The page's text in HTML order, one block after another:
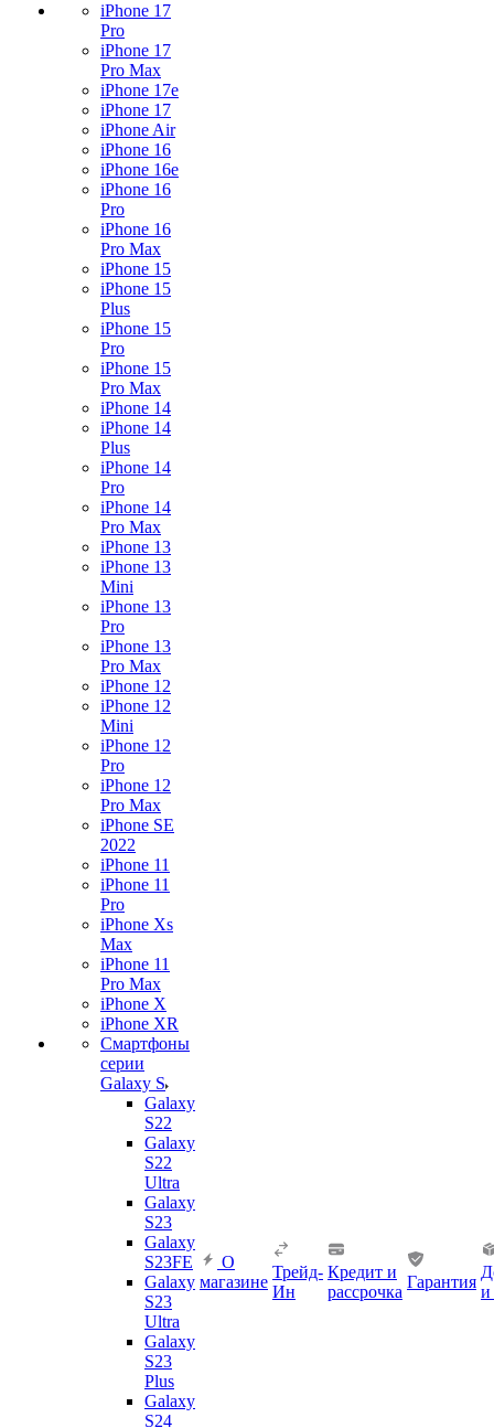
iPhone 17
Pro
iPhone 17
Pro Max
iPhone 17e
iPhone 17
iPhone Air
iPhone 16
iPhone 16e
iPhone 16
Pro
iPhone 16
Pro Max
iPhone 15
iPhone 15
Plus
iPhone 15
Pro
iPhone 15
Pro Max
iPhone 14
iPhone 14
Plus
iPhone 14
Pro
iPhone 14
Pro Max
iPhone 13
iPhone 13
Mini
iPhone 13
Pro
iPhone 13
Pro Max
iPhone 12
iPhone 12
Mini
iPhone 12
Pro
iPhone 12
Pro Max
iPhone SE
2022
iPhone 11
iPhone 11
Pro
iPhone Xs
Max
iPhone 11
Pro Max
iPhone X
iPhone XR
Смартфоны
серии
Galaxy S
Galaxy
S22
Galaxy
S22
Ultra
Galaxy
S23
Galaxy
S23FE
Galaxy
S23
Ultra
Galaxy
S23
Plus
Galaxy
S24
О
магазине
Трейд-
Ин
Кредит и
рассрочка
Гарантия
и